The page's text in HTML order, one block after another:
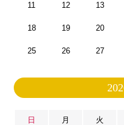
11 12 13
18 19 20
25 26 27
日 月 火